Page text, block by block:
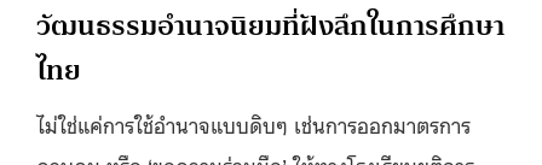
วัฒนธรรมอำนาจนิยมที่ฝังลึกในการศึกษา
ไทย
ไม่ใช่แค่การใช้อำนาจแบบดิบๆ เช่นการออกมาตรการ